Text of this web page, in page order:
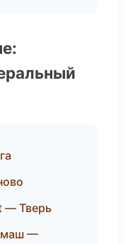
— Тверь
—